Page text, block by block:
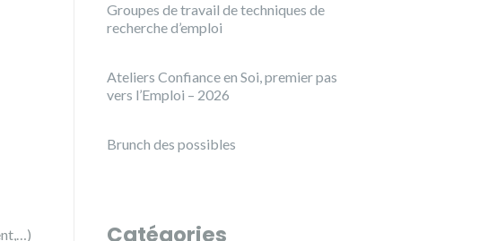
Groupes de travail de techniques de
recherche d’emploi
Ateliers Confiance en Soi, premier pas
vers l’Emploi – 2026
Brunch des possibles
Catégories